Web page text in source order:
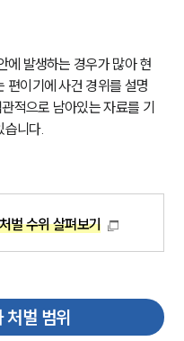
에 발생하는 경우가 많아 현
편이기에 사건 경위를 설명
적으로 남아있는 자료를 기
니다.
벌 수위 살펴보기
처벌 범위